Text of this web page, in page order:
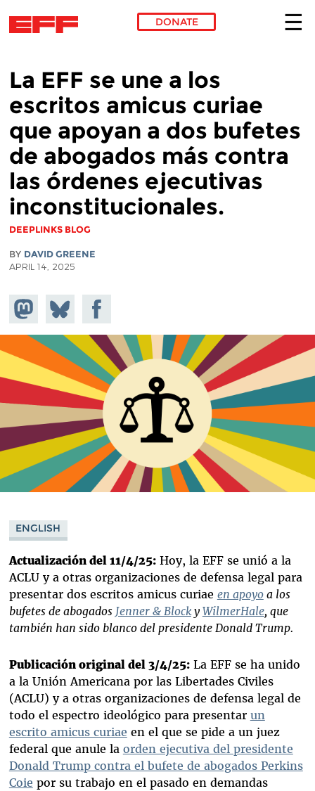
DONATE
La EFF se une a los
escritos amicus curiae
que apoyan a dos bufetes
de abogados más contra
las órdenes ejecutivas
inconstitucionales.
DEEPLINKS BLOG
BY DAVID GREENE
APRIL 14, 2025
Share on
Mastodon
Share
on
Bluesky
Share on
Facebook
ENGLISH
Actualización del 11/4/25:Hoy, la EFF se unió a la
ACLU y a otras organizaciones de defensa legal para
presentar dos escritos amicus curiae en apoyoalos
bufetes de abogados Jenner & Blocky WilmerHale, que
también han sido blanco del presidente Donald Trump.
Publicación original del 3/4/25:La EFF se ha unido
a la Unión Americana por las Libertades Civiles
(ACLU) y a otras organizaciones de defensa legal de
todo el espectro ideológico para presentar un
escrito amicus curiae en el que se pide a un juez
federal que anule la orden ejecutiva del presidente
Donald Trump contra el bufete de abogados Perkins
Coie por su trabajo en el pasado en demandas